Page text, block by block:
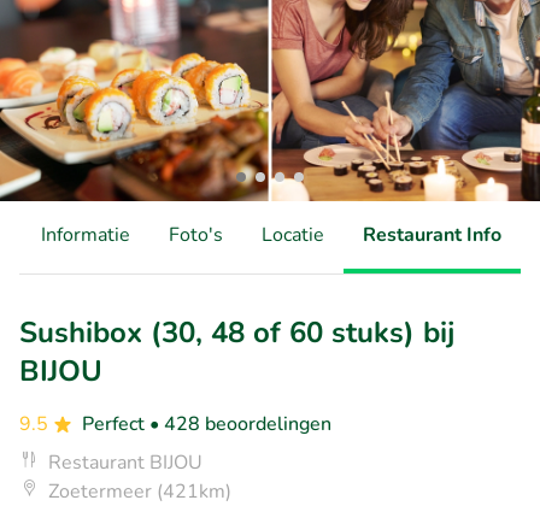
Informatie Foto's Locatie Restaurant Info
Sushibox (30, 48 of 60 stuks) bij
BIJOU
9.5 Perfect • 428 beoordelingen
Restaurant BIJOU
Zoetermeer (421km)